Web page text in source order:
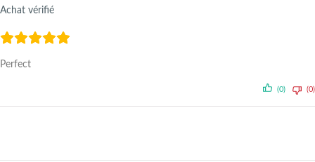
Achat vérifié
Perfect
(0) (0)